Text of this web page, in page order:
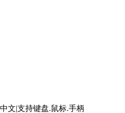
文|支持键盘.鼠标.手柄